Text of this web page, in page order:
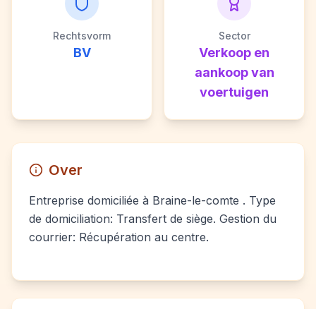
Rechtsvorm
BV
Sector
Verkoop en
aankoop van
voertuigen
Over
Entreprise domiciliée à Braine-le-comte . Type
de domiciliation: Transfert de siège. Gestion du
courrier: Récupération au centre.